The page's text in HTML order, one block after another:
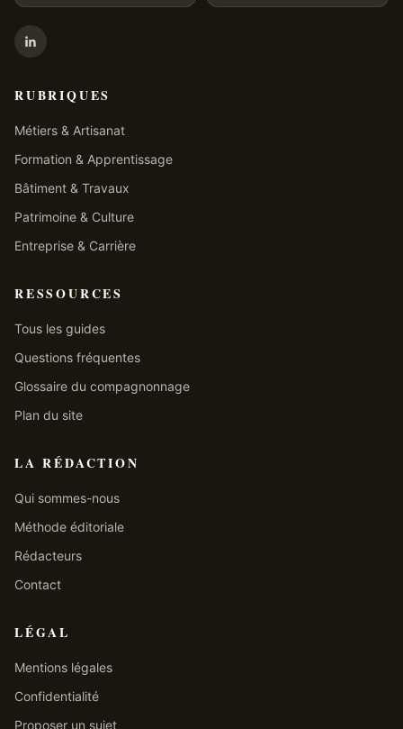
RUBRIQUES
Métiers & Artisanat
Formation & Apprentissage
Bâtiment & Travaux
Patrimoine & Culture
Entreprise & Carrière
RESSOURCES
Tous les guides
Questions fréquentes
Glossaire du compagnonnage
Plan du site
LA RÉDACTION
Qui sommes-nous
Méthode éditoriale
Rédacteurs
Contact
LÉGAL
Mentions légales
Confidentialité
Proposer un sujet